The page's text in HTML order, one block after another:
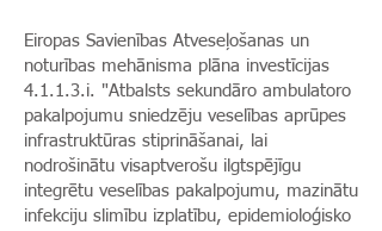
Eiropas Savienības Atveseļošanas un
noturības mehānisma plāna investīcijas
4.1.1.3.i. "Atbalsts sekundāro ambulatoro
pakalpojumu sniedzēju veselības aprūpes
infrastruktūras stiprināšanai, lai
nodrošinātu visaptverošu ilgtspējīgu
integrētu veselības pakalpojumu, mazinātu
infekciju slimību izplatību, epidemioloģisko